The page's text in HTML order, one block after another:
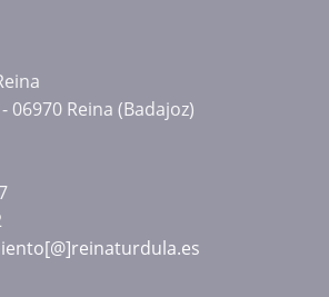
06970 Reina (Badajoz)